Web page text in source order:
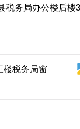
税务局办公楼后楼
楼税务局窗